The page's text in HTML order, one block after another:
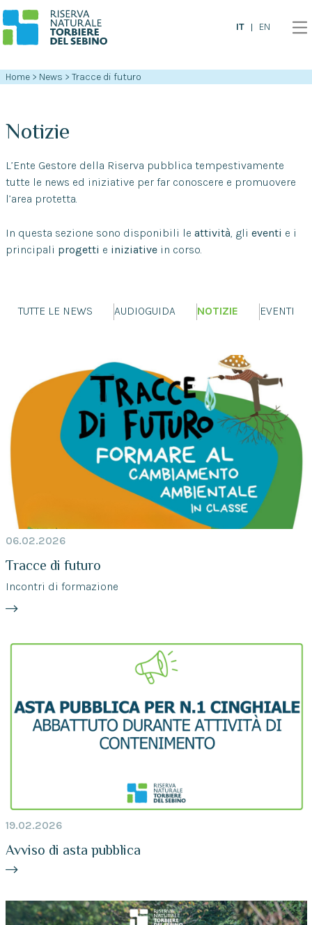
IT EN
Home > News > Tracce di futuro
Notizie
L’Ente Gestore della Riserva pubblica tempestivamente
tutte le news ed iniziative per far conoscere e promuovere
l’area protetta.
In questa sezione sono disponibili le attività, gli eventi e i
principali progetti e iniziativein corso.
TUTTE LE NEWS AUDIOGUIDA NOTIZIE EVENTI
06.02.2026
Tracce di futuro
Incontri di formazione
19.02.2026
Avviso di asta pubblica